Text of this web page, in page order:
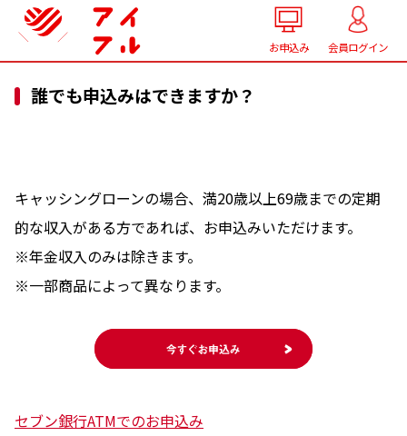
お申込み 会員ログイン
誰でも申込みはできますか？
キャッシングローンの場合、満20歳以上69歳までの定期
的な収入がある方であれば、お申込みいただけます。
※年金収入のみは除きます。
※一部商品によって異なります。
セブン銀行ATMでのお申込み